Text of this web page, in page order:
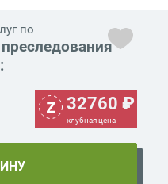
по
32760 ₽
клубная цена